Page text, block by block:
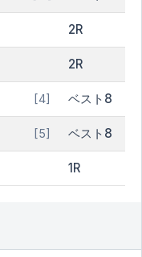
2R
2R
[4] ベスト8
[5] ベスト8
1R